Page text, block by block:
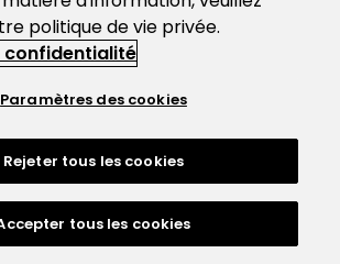
politique de vie privée.
confidentialité
Paramètres des cookies
Rejeter tous les cookies
tous les cookies